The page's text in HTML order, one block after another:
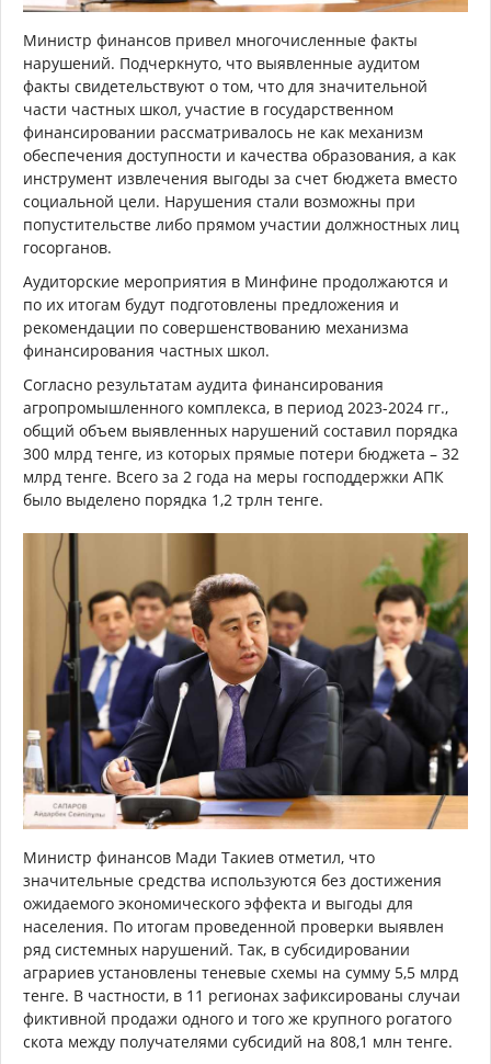
Министр финансов привел многочисленные факты
нарушений. Подчеркнуто, что выявленные аудитом
факты свидетельствуют о том, что для значительной
части частных школ, участие в государственном
финансировании рассматривалось не как механизм
обеспечения доступности и качества образования, а как
инструмент извлечения выгоды за счет бюджета вместо
социальной цели. Нарушения стали возможны при
попустительстве либо прямом участии должностных лиц
госорганов.
Аудиторские мероприятия в Минфине продолжаются и
по их итогам будут подготовлены предложения и
рекомендации по совершенствованию механизма
финансирования частных школ.
Согласно результатам аудита финансирования
агропромышленного комплекса, в период 2023-2024 гг.,
общий объем выявленных нарушений составил порядка
300 млрд тенге, из которых прямые потери бюджета – 32
млрд тенге. Всего за 2 года на меры господдержки АПК
было выделено порядка 1,2 трлн тенге.
Министр финансов Мади Такиев отметил, что
значительные средства используются без достижения
ожидаемого экономического эффекта и выгоды для
населения. По итогам проведенной проверки выявлен
ряд системных нарушений. Так, в субсидировании
аграриев установлены теневые схемы на сумму 5,5 млрд
тенге. В частности, в 11 регионах зафиксированы случаи
фиктивной продажи одного и того же крупного рогатого
скота между получателями субсидий на 808,1 млн тенге.